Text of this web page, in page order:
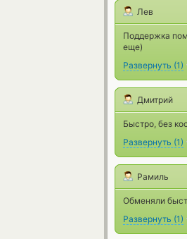
Лев
Поддержка
еще)
Развернуть (1)
Дмитрий
Быстро, без
Развернуть (1)
Рамиль
Обменяли
Развернуть (1)